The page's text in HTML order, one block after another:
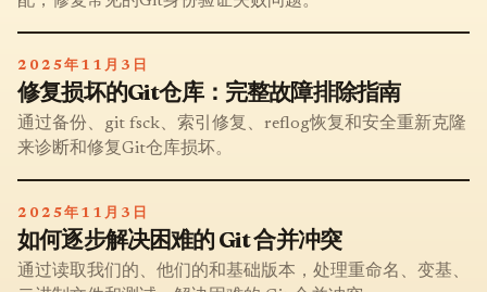
2025年11月3日
修复损坏的Git仓库：完整故障排除指南
通过备份、git fsck、索引修复、reflog恢复和安全重新克隆
来诊断和修复Git仓库损坏。
2025年11月3日
如何逐步解决困难的 Git 合并冲突
通过读取我们的、他们的和基础版本，处理重命名、变基、